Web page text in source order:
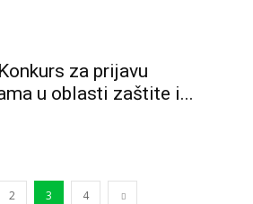
za prijavu
u oblasti zaštite i...
2 3 4